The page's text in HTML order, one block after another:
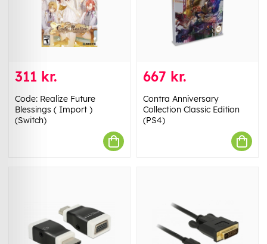
311 kr.
Code: Realize Future
Blessings ( Import )
(Switch)
667 kr.
Contra Anniversary
Collection Classic Edition
(PS4)